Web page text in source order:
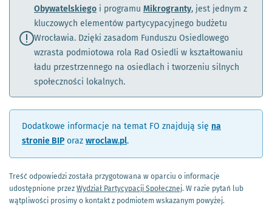
Obywatelskiego i programu Mikrogranty, jest jednym z
kluczowych elementów partycypacyjnego budżetu
Wrocławia. Dzięki zasadom Funduszu Osiedlowego
wzrasta podmiotowa rola Rad Osiedli w kształtowaniu
ładu przestrzennego na osiedlach i tworzeniu silnych
społeczności lokalnych.
Dodatkowe informacje na temat FO znajdują się na
stronie BIP oraz wroclaw.pl.
Treść odpowiedzi została przygotowana w oparciu o informacje
udostępnione przez Wydział Partycypacji Społecznej. W razie pytań lub
wątpliwości prosimy o kontakt z podmiotem wskazanym powyżej.